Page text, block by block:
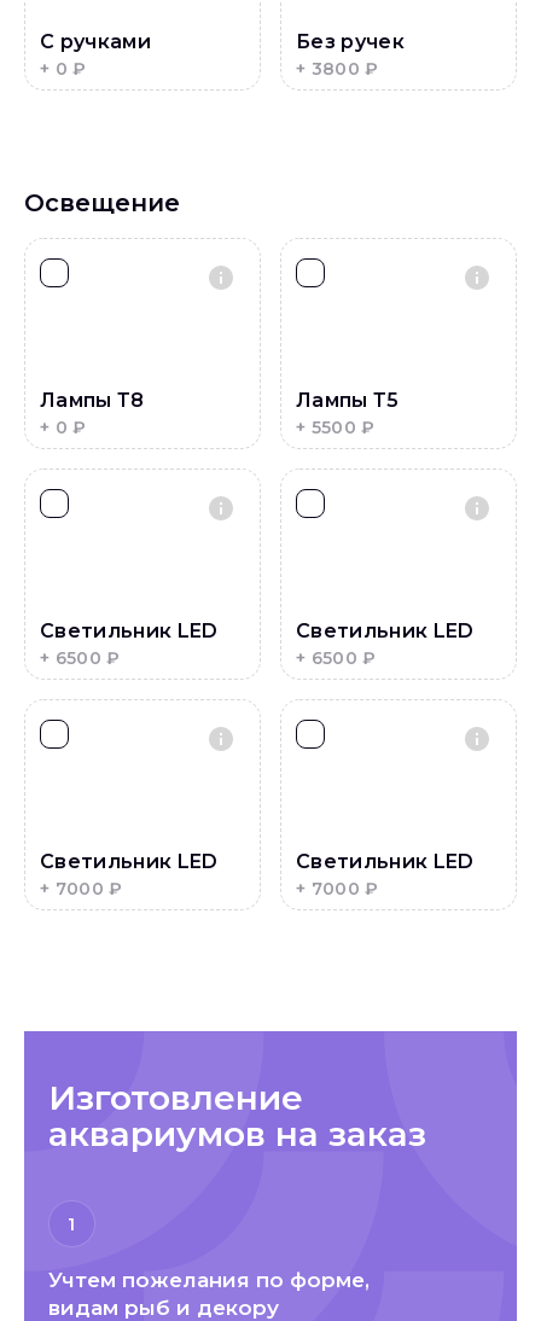
Аквариум от 300 до 600 л — 2000 ₽
С ручками
+ 0 ₽
Без ручек
+ 3800 ₽
Освещение
Лампы Т8
+ 0 ₽
Лампы Т5
+ 5500 ₽
Светильник LED
+ 6500 ₽
Светильник LED
+ 6500 ₽
Светильник LED
+ 7000 ₽
Светильник LED
+ 7000 ₽
Изготовление
аквариумов на заказ
1
Учтем пожелания по форме,
видам рыб и декору